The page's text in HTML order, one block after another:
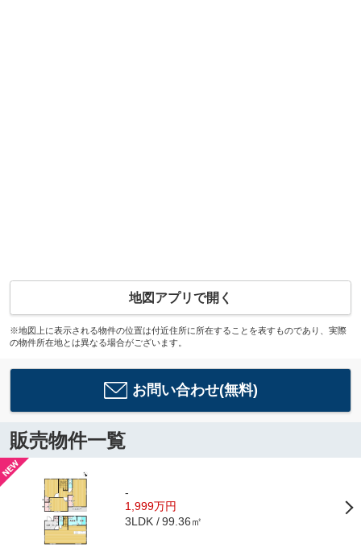
地図アプリで開く
※地図上に表示される物件の位置は付近住所に所在することを表すものであり、実際
の物件所在地とは異なる場合がございます。
お問い合わせ(無料)
販売物件一覧
-
1,999万円
3LDK 99.36㎡